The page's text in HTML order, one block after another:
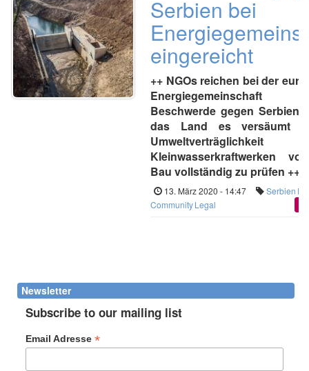
Serbien bei
eingereicht
++ NGOs reichen bei der
Beschwerde gegen Serbien
das Land es versäumt
Kleinwasserkraftwerken
Bau vollständig zu prüfen ++
13. März 2020 - 14:47 Serbien
CommunityLegal
Newsletter
Subscribe to our mailing list
Email Adresse*